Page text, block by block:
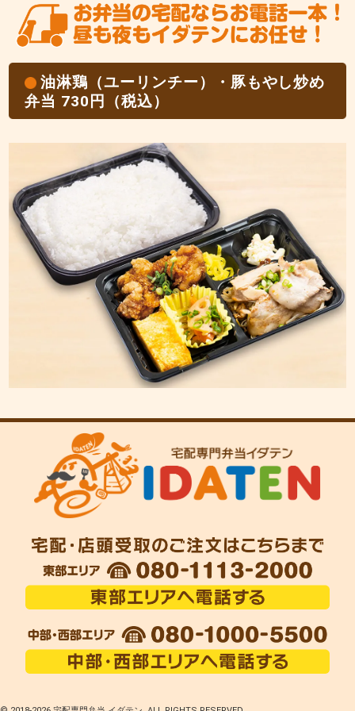
油淋鶏（ユーリンチー）・豚もやし炒め
弁当 730円（税込）